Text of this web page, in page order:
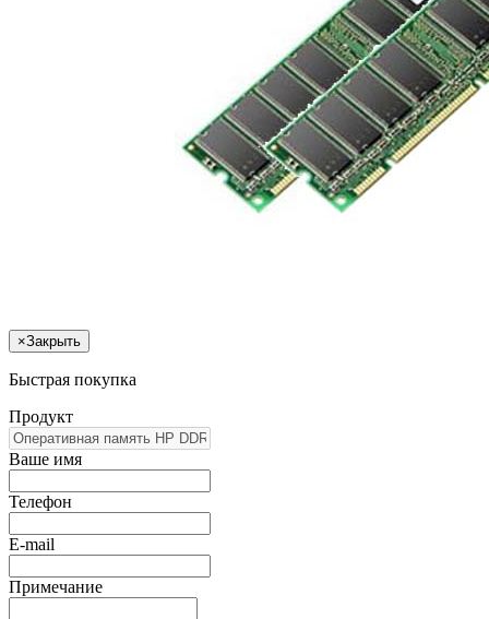
×Закрыть
Быстрая покупка
Продукт
Ваше имя
Телефон
E-mail
Примечание